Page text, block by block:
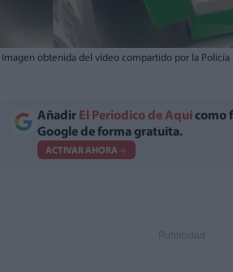
Imagen obtenida del vídeo compartido por la Policía
Añadir El Periodico de Aquí como
Google de forma gratuita.
ACTIVAR AHORA